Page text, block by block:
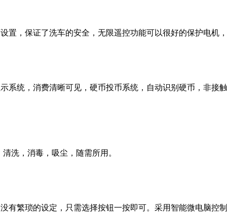
置，保证了洗车的安全，无限遥控功能可以很好的保护电机
系统，消费清晰可见，硬币投币系统，自动识别硬币，非接
清洗，消毒，吸尘，随需所用。
有繁琐的设定，只需选择按钮一按即可。采用智能微电脑控